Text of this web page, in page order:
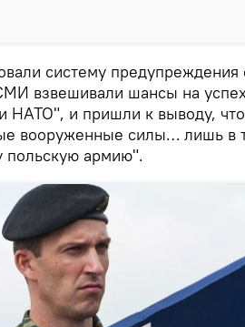
систему
взвешивали шансы на
НАТО", и пришли к выводу,
вооруженные силы… лишь в
польскую армию".